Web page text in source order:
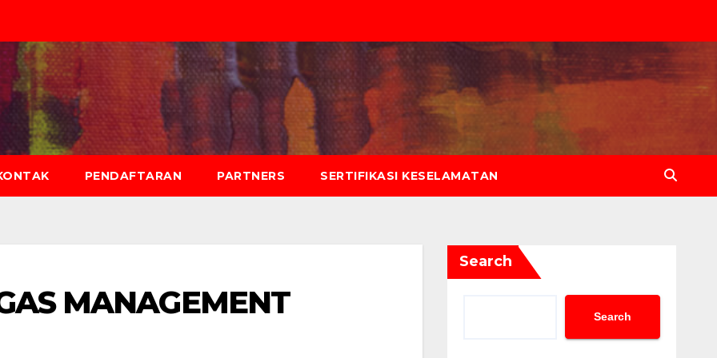
PENDAFTARAN PARTNERS SERTIFIKASI KESELAMATAN
MANAGEMENT
Search
Search